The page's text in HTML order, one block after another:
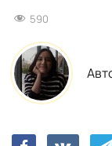
590